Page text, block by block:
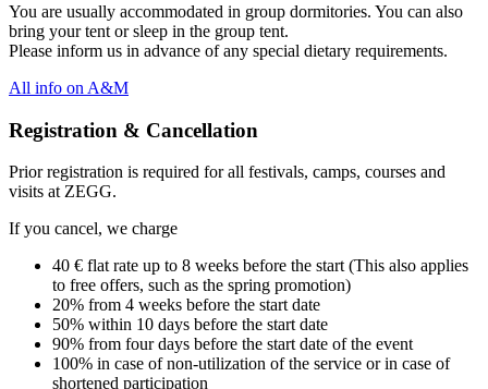
You are usually accommodated in group dormitories. You can also
bring your tent or sleep in the group tent.
Please inform us in advance of any special dietary requirements.
All info on A&M
Registration & Cancellation
Prior registration is required for all festivals, camps, courses and
visits at ZEGG.
If you cancel, we charge
40 € flat rate up to 8 weeks before the start (This also applies
to free offers, such as the spring promotion)
20% from 4 weeks before the start date
50% within 10 days before the start date
90% from four days before the start date of the event
100% in case of non-utilization of the service or in case of
shortened participation